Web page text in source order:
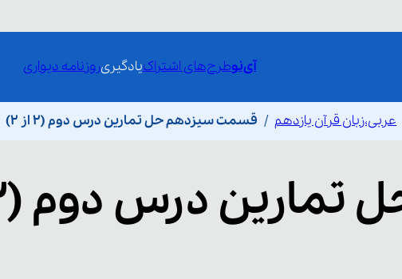
آی‌نوطرح‌های اشتراکیادگیریروزنامه دیواری
عربی،زبان قرآن یازدهم قسمت سیزدهم حل تمارین درس دوم (2 از 2)